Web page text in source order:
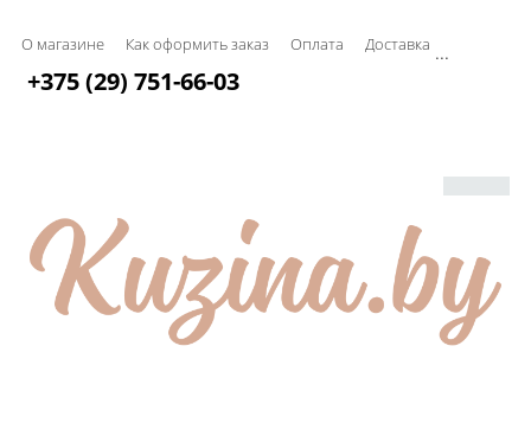
О магазине Как оформить заказ Оплата Доставка ...
+375 (29) 751-66-03